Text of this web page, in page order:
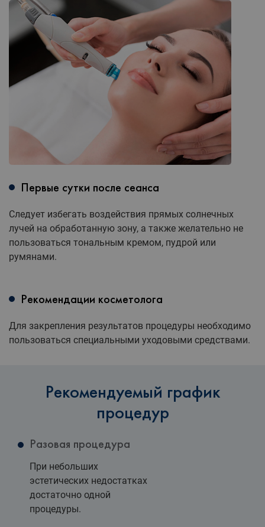
Первые сутки после сеанса
Следует избегать воздействия прямых солнечных
лучей на обработанную зону, а также желательно не
пользоваться тональным кремом, пудрой или
румянами.
Рекомендации косметолога
Для закрепления результатов процедуры необходимо
пользоваться специальными уходовыми средствами.
Рекомендуемый график
процедур
Разовая процедура
При небольших
эстетических недостатках
достаточно одной
процедуры.